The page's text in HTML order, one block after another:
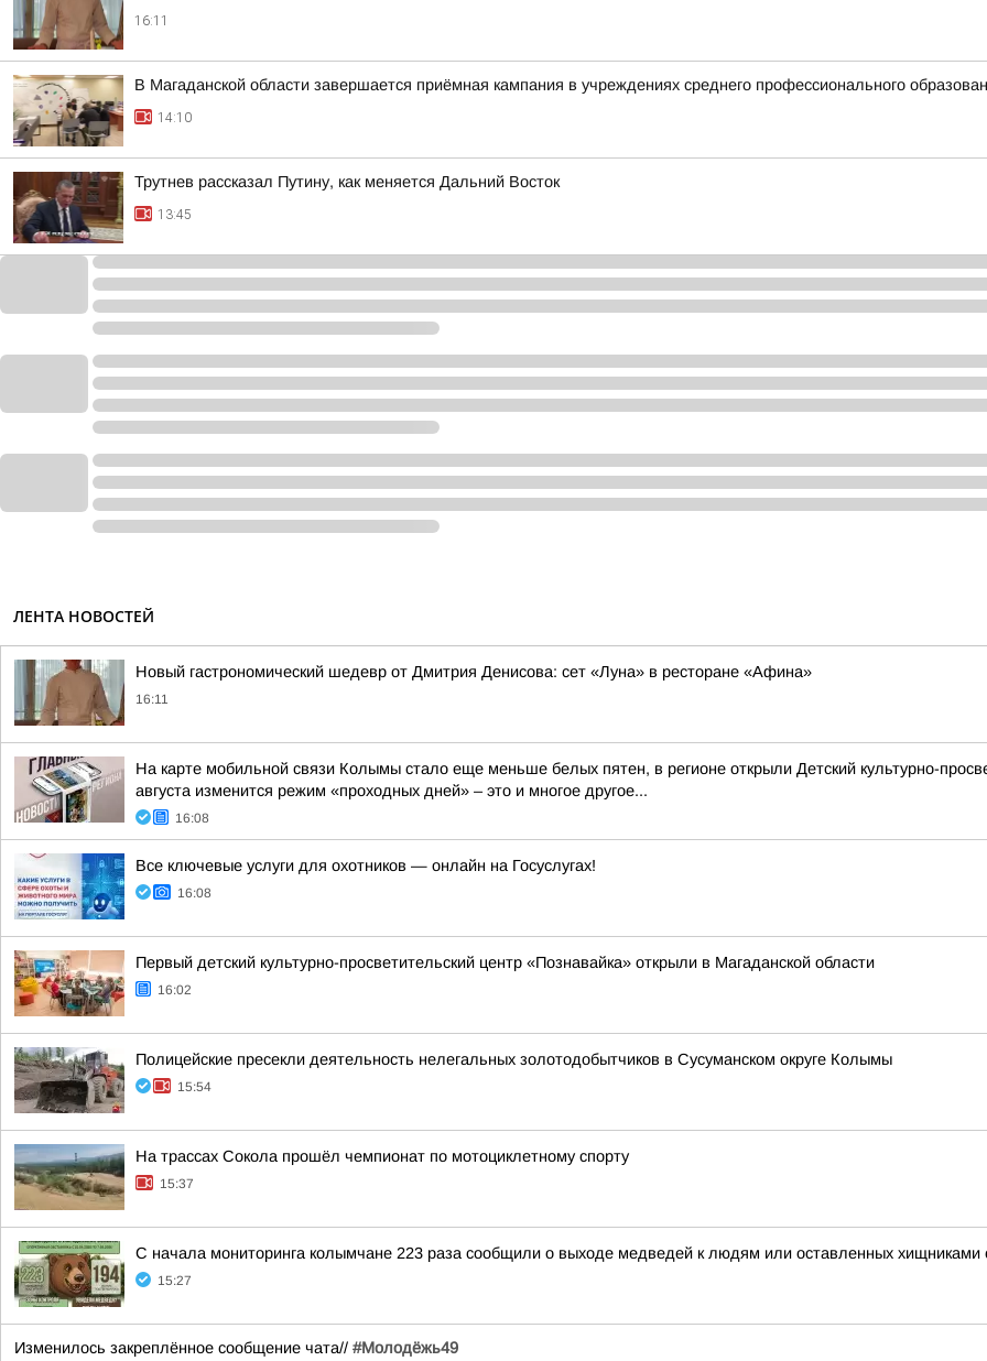
16:11
В Магаданской области завершается приёмная кампания в учреждениях среднего профессионального
14:10
Трутнев рассказал Путину, как меняется Дальний Восток
13:45
ЛЕНТА НОВОСТЕЙ
Новый гастрономический шедевр от Дмитрия Денисова: сет «Луна» в ресторане «Афина»
16:11
На карте мобильной связи Колымы стало еще меньше белых пятен, в регионе открыли Детский культурно-
августа изменится режим «проходных дней» – это и многое другое...
16:08
Все ключевые услуги для охотников — онлайн на Госуслугах!
16:08
Первый детский культурно-просветительский центр «Познавайка» открыли в Магаданской области
16:02
Полицейские пресекли деятельность нелегальных золотодобытчиков в Сусуманском округе Колымы
15:54
На трассах Сокола прошёл чемпионат по мотоциклетному спорту
15:37
С начала мониторинга колымчане 223 раза сообщили о выходе медведей к людям или оставленных хищниками
15:27
Изменилось закреплённое сообщение чата// #Молодёжь49